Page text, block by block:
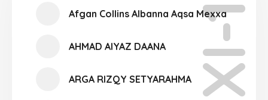
XI-10
Afgan Collins Albanna Aqsa Mexxa
AHMAD AIYAZ DAANA
ARGA RIZQY SETYARAHMA